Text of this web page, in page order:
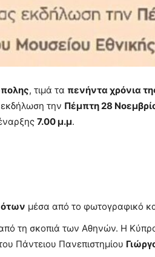
, τιμά τα πενήντα χρόνια
την Πέμπτη 28
7.00 μ.μ.
μέσα από το φωτογραφικό
τη σκοπιά των Αθηνών. Η
Πάντειου Πανεπιστημίου